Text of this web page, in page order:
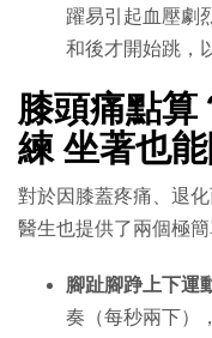
躍易引起血壓劇
和後才開始跳，
膝頭痛點算
練坐著也
對於因膝蓋疼痛、退
醫生也提供了兩個極
腳趾腳踭上下運
奏（每秒兩下）